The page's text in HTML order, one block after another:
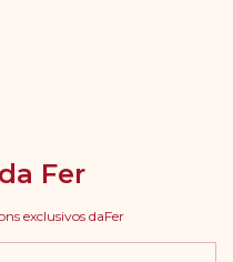
Fer
exclusivos daFer